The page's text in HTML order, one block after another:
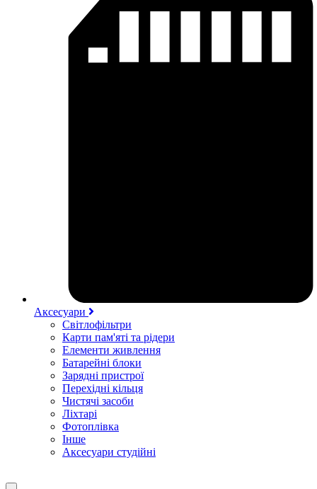
Аксесуари
Світлофільтри
Карти пам'яті та рідери
Елементи живлення
Батарейні блоки
Зарядні пристрої
Перехідні кільця
Чистячі засоби
Ліхтарі
Фотоплівка
Інше
Аксесуари студійні